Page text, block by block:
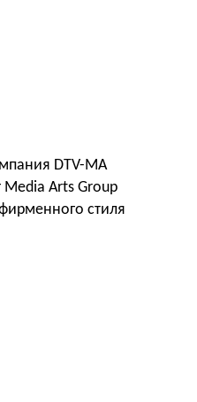
DTV-MA
Media Arts Group
стиля